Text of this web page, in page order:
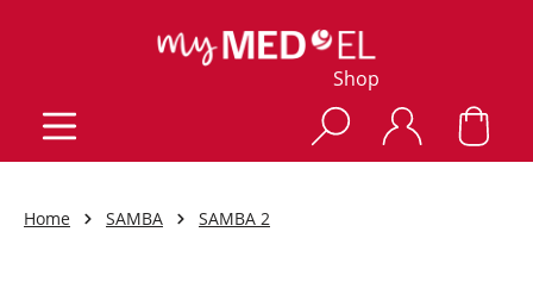
Shop
Home SAMBA SAMBA 2